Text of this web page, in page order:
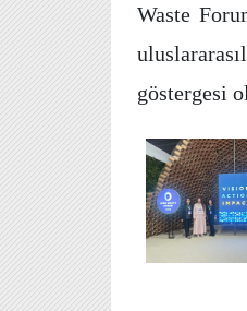
Waste
göstergesi